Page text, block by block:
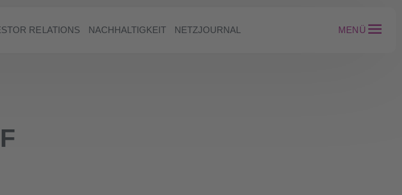
RELATIONS NACHHALTIGKEIT NETZJOURNAL MENÜ